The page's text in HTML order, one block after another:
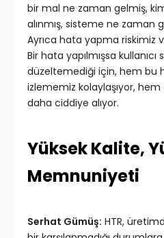
bir mal ne zaman gelmiş,
alınmış, sisteme ne zaman
Ayrıca hata yapma riskimiz
Bir hata yapılmışsa kullanıcı
düzeltemediği için, hem bu
izlememiz kolaylaşıyor, hem
daha ciddiye alıyor.
Yüksek Kalite,
Memnuniyeti
Serhat Gümüş: HTR,